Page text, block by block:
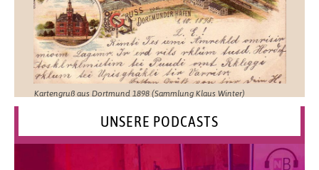
Kartengruß aus Dortmund 1898 (Sammlung Klaus Winter)
UNSERE PODCASTS